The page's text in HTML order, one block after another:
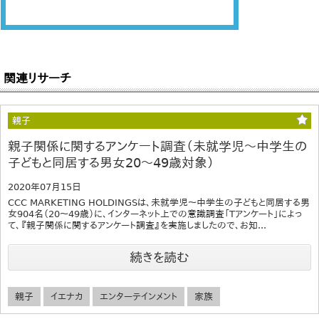
関連リサーチ
親子
親子関係に関するアンケート調査（未就学児～中学生の
子どもと同居する男女20～49歳対象）
2020年07月15日
CCC MARKETING HOLDINGSは、未就学児～中学生の子どもと同居する男
女904名（20～49歳）に、インターネット上での意識調査「Tアンケート」によっ
て、『親子関係に関するアンケート調査』を実施しましたので、お知...
続きを読む
親子 イエナカ エンターテインメント 家族